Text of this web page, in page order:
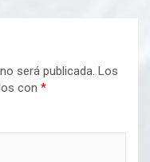
será publicada. Los
con *